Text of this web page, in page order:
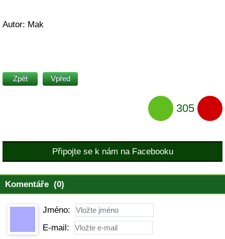
Autor: Mak
Zpět Vpřed
305
Připojte se k nám na Facebooku
Komentáře (0)
Jméno:
E-mail: